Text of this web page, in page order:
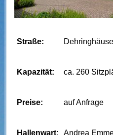
Straße:
Kapazität: ca. 260
Preise: auf Anfrage
Hallenwart: Andrea